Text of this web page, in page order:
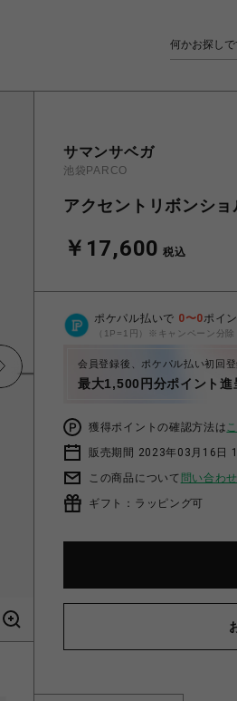
サマンサベガ
池袋PARCO
アクセントリボンシ
￥17,600 税込
ポケパル払いで 0〜0ポイ
（1P=1円）※キャンペーン分除
会員登録後、ポケパル払い初回
最大1,500円分ポイント進
獲得ポイントの確認方法は
販売期間 2023年03月16日
この商品について 問い合わ
ギフト：ラッピング可